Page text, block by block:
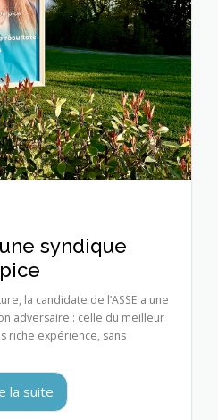
syndique
la candidate de l’ASSE a une
adversaire : celle du meilleur
riche expérience, sans
la suite